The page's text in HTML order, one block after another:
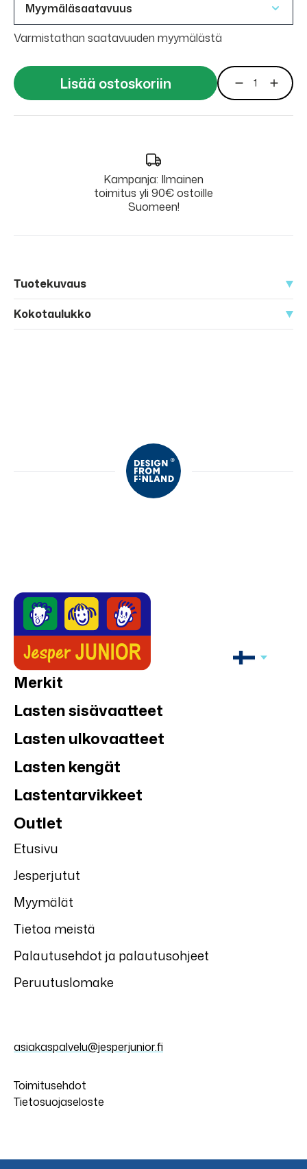
Myymäläsaatavuus
Varmistathan saatavuuden myymälästä
Lisää ostoskoriin
Kampanja: Ilmainen
toimitus yli 90€ ostoille
Suomeen!
Tuotekuvaus
Kokotaulukko
Merkit
Lasten sisävaatteet
Lasten ulkovaatteet
Lasten kengät
Lastentarvikkeet
Outlet
Etusivu
Jesperjutut
Myymälät
Tietoa meistä
Palautusehdot ja palautusohjeet
Peruutuslomake
asiakaspalvelu@jesperjunior.fi
Toimitusehdot
Tietosuojaseloste